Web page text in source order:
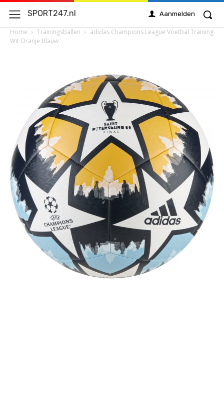
SPORT247.nl Aanmelden
Home Trainingsballen
adidas Champions League Voetbal Training
Wit Oranje Blauw